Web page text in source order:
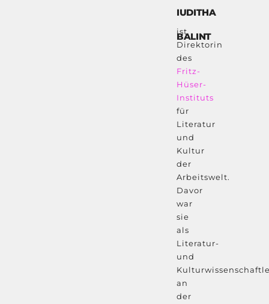
IUDITHA
BALINT
ist
Direktorin
des
Fritz-
Hüser-
Instituts
für
Literatur
und
Kultur
der
Arbeitswelt.
Davor
war
sie
als
Literatur-
und
an
der